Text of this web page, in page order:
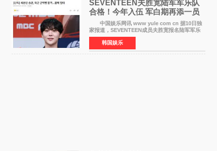
SEVENTEEN夫胜宽陆军军乐队
合格！今年入伍 军白期再添一员
中国娱乐网讯 www yule com cn 据10日独
家报道，SEVENTEEN成员夫胜宽报名陆军军乐
队并合格，预计将于今年入伍，成为组合中又一
位履行国防义务的成员。 目前SEVENTEEN
正全面进入军白期—
韩国娱乐